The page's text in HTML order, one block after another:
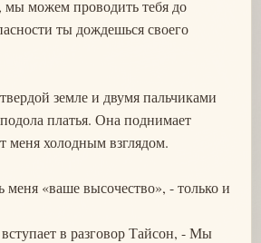
можем проводить тебя до
ты дождешься своего
земле и двумя пальчиками
подола платья. Она поднимает
меня холодным взглядом.
«ваше высочество», - только и
в разговор Тайсон, - Мы